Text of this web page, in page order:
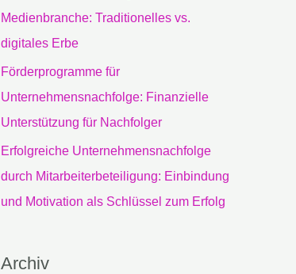
Medienbranche: Traditionelles vs.
digitales Erbe
Förderprogramme für
Unternehmensnachfolge: Finanzielle
Unterstützung für Nachfolger
Erfolgreiche Unternehmensnachfolge
durch Mitarbeiterbeteiligung: Einbindung
und Motivation als Schlüssel zum Erfolg
Archiv